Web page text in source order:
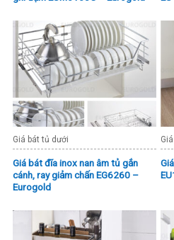
Giá bát tủ dưới
Giá bát đĩa inox nan âm tủ gắn
cánh, ray giảm chấn EG6260 –
Eurogold